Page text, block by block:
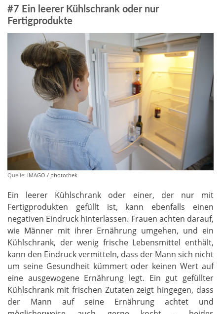
#7 Ein leerer Kühlschrank oder nur
Fertigprodukte
Quelle: IMAGO / photothek
Ein leerer Kühlschrank oder einer, der nur mit
Fertigprodukten gefüllt ist, kann ebenfalls einen
negativen Eindruck hinterlassen. Frauen achten darauf,
wie Männer mit ihrer Ernährung umgehen, und ein
Kühlschrank, der wenig frische Lebensmittel enthält,
kann den Eindruck vermitteln, dass der Mann sich nicht
um seine Gesundheit kümmert oder keinen Wert auf
eine ausgewogene Ernährung legt. Ein gut gefüllter
Kühlschrank mit frischen Zutaten zeigt hingegen, dass
der Mann auf seine Ernährung achtet und